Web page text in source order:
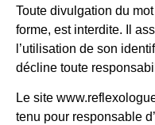
Toute divulgation du
forme, est interdite. Il
l’utilisation de son
décline toute
Le site
tenu pour responsable